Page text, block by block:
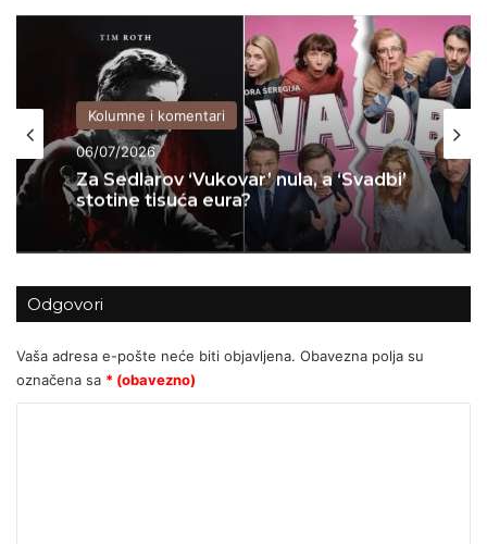
Kolumne i komentari
06/07/2026
Za Sedlarov ‘Vukovar’ nula, a ‘Svadbi’
stotine tisuća eura?
Odgovori
Vaša adresa e-pošte neće biti objavljena. Obavezna polja su
označena sa * (obavezno)